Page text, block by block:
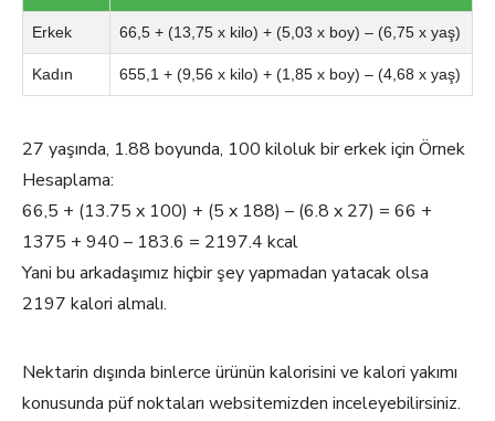
Erkek 66,5 + (13,75 x kilo) + (5,03 x boy) – (6,75 x yaş)
Kadın 655,1 + (9,56 x kilo) + (1,85 x boy) – (4,68 x yaş)
27 yaşında, 1.88 boyunda, 100 kiloluk bir erkek için Örnek
Hesaplama:
66,5 + (13.75 x 100) + (5 x 188) – (6.8 x 27) = 66 +
1375 + 940 – 183.6 = 2197.4 kcal
Yani bu arkadaşımız hiçbir şey yapmadan yatacak olsa
2197 kalori almalı.
Nektarin dışında binlerce ürünün kalorisini ve kalori yakımı
konusunda püf noktaları websitemizden inceleyebilirsiniz.